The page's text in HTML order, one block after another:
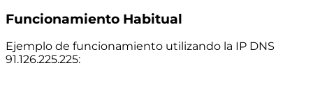
Funcionamiento Habitual
Ejemplo de funcionamiento utilizando la IP DNS
91.126.225.225: